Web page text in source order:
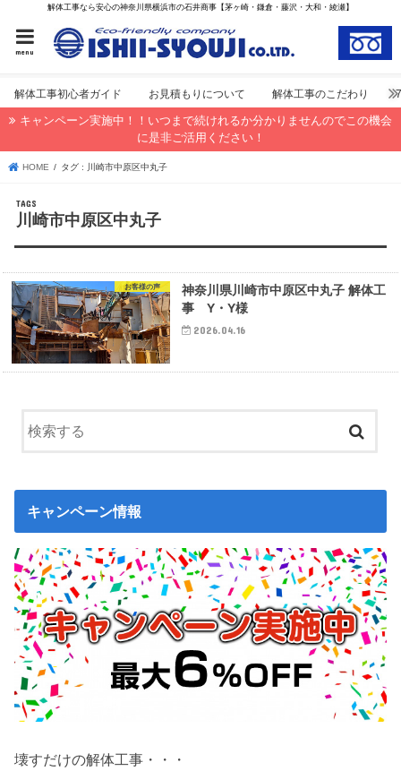
解体工事なら安心の神奈川県横浜市の石井商事【茅ヶ崎・鎌倉・藤沢・大和・綾瀬】
menu
解体工事初心者ガイド お見積もりについて 解体工事のこだわり
キャンペーン実施中！！いつまで続けれるか分かりませんのでこの機会
に是非ご活用ください！
HOME タグ : 川崎市中原区中丸子
川崎市中原区中丸子
お客様の声
神奈川県川崎市中原区中丸子 解体工
事 Y・Y様
2026.04.16
キャンペーン情報
壊すだけの解体工事・・・